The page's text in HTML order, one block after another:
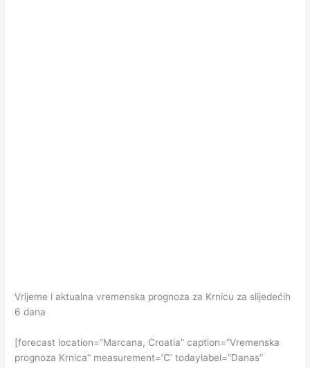
Vrijeme i aktualna vremenska prognoza za Krnicu za slijedećih
6 dana
[forecast location=”Marcana, Croatia” caption=”Vremenska
prognoza Krnica” measurement=’C’ todaylabel=”Danas”